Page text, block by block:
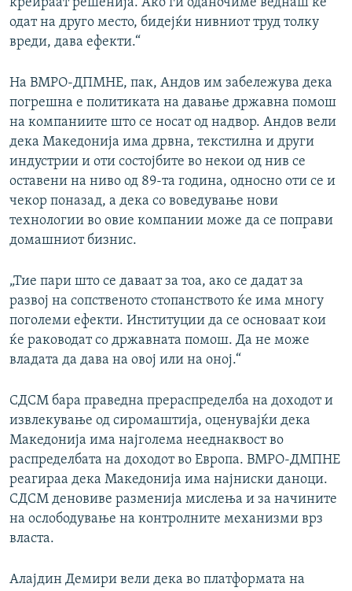
креираат решенија. Ако ги оданочиме веднаш ќе
одат на друго место, бидејќи нивниот труд толку
вреди, дава ефекти.“
На ВМРО-ДПМНЕ, пак, Андов им забележува дека
погрешна е политиката на давање државна помош
на компаниите што се носат од надвор. Андов вели
дека Македонија има дрвна, текстилна и други
индустрии и оти состојбите во некои од нив се
оставени на ниво од 89-та година, односно оти се и
чекор поназад, а дека со воведување нови
технологии во овие компании може да се поправи
домашниот бизнис.
„Тие пари што се даваат за тоа, ако се дадат за
развој на сопственото стопанството ќе има многу
поголеми ефекти. Институции да се основаат кои
ќе раководат со државната помош. Да не може
владата да дава на овој или на оној.“
СДСМ бара праведна прераспределба на доходот и
извлекување од сиромаштија, оценувајќи дека
Македонија има најголема нееднаквост во
распределбата на доходот во Европа. ВМРО-ДМПНЕ
реагираа дека Македонија има најниски даноци.
СДСМ деновиве разменија мислења и за начините
на ослободување на контролните механизми врз
власта.
Алајдин Демири вели дека во платформата на